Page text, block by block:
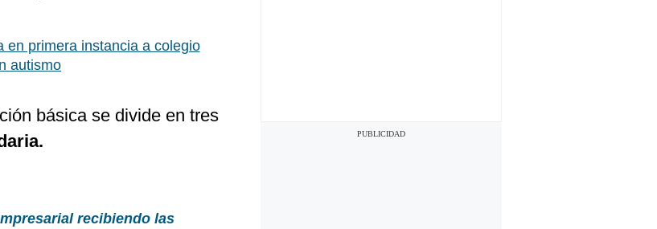
en primera instancia a colegio
autismo
básica se divide en tres
recibiendo las